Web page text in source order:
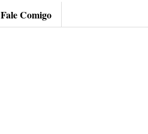
Fale Comigo